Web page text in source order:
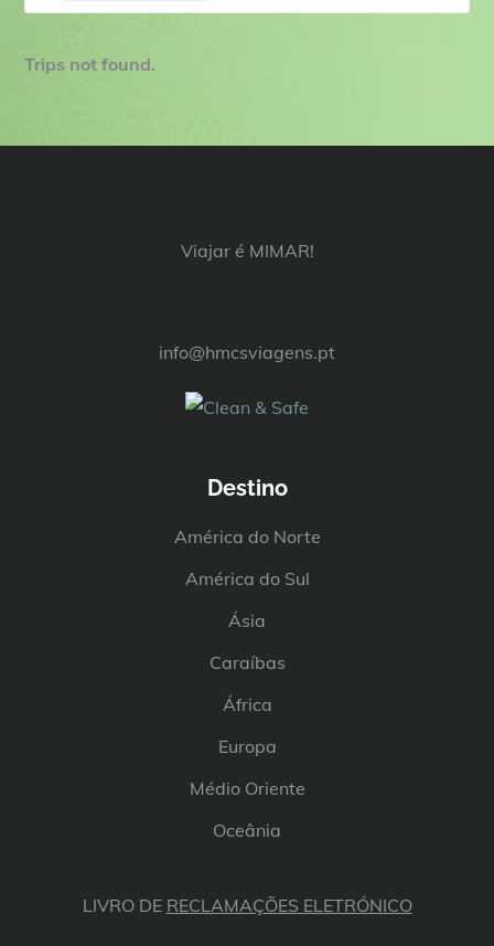
Trips not found.
Viajar é MIMAR!
info@hmcsviagens.pt
Destino
América do Norte
América do Sul
Ásia
Caraíbas
África
Europa
Médio Oriente
Oceânia
LIVRO DE RECLAMAÇÕES ELETRÓNICO